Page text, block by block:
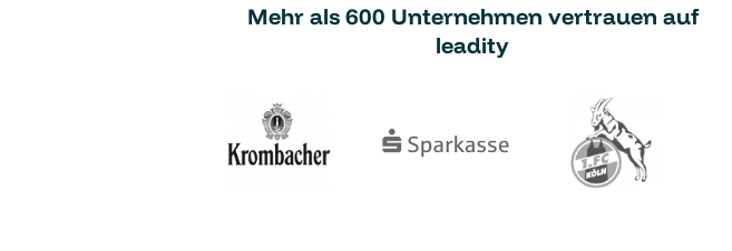
Mehr als 600 Unternehmen vertrauen auf
leadity